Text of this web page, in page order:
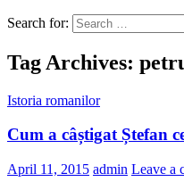
Search for:
Tag Archives:
Istoria romanilor
Cum a câștigat Ștefan
April 11, 2015 admin Leave a